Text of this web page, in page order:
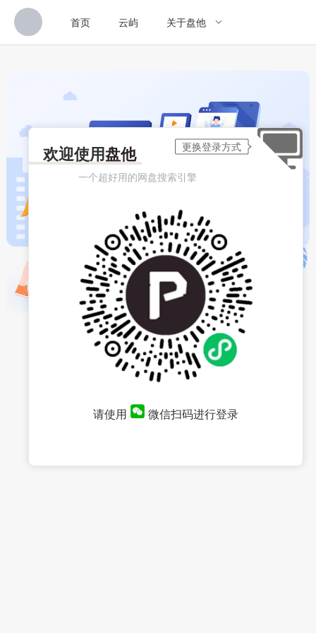
首页 云屿 关于盘他
欢迎使用盘他
一个超好用的网盘搜索引擎
请使用 微信扫码进行登录